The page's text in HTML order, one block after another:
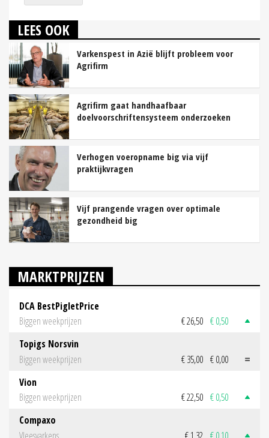
LEES OOK
Varkenspest in Azië blijft probleem voor
Agrifirm
Agrifirm gaat handhaafbaar
doelvoorschriftensysteem onderzoeken
Verhogen voeropname big via vijf
praktijkvragen
Vijf prangende vragen over optimale
gezondheid big
MARKTPRIJZEN
DCA BestPigletPrice
Biggen weekprijzen
€ 26,50 € 0,50
Topigs Norsvin
Biggen weekprijzen
€ 35,00 € 0,00
Vion
Biggen weekprijzen
€ 22,50 € 0,50
Compaxo